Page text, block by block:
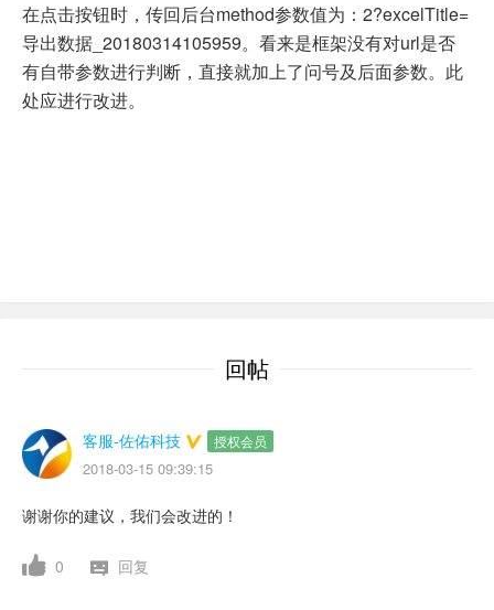
在点击按钮时，传回后台method参数值为：2?excelTitle=
导出数据_20180314105959。看来是框架没有对url是否
有自带参数进行判断，直接就加上了问号及后面参数。此
处应进行改进。
回帖
客服-佐佑科技 授权会员
2018-03-15 09:39:15
谢谢你的建议，我们会改进的！
0 回复